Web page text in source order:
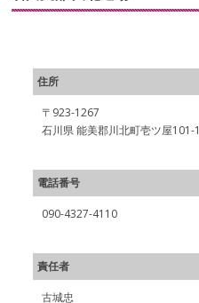
住所
〒923-1267
石川県 能美郡川北町壱ツ屋
電話番号
090-4327-4110
責任者
古城忠